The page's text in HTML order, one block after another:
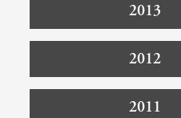
2013
2012
2011